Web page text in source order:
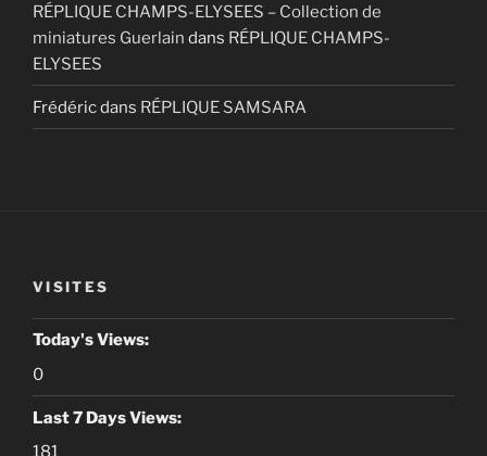
RÉPLIQUE CHAMPS-ELYSEES – Collection de
miniatures Guerlain dans RÉPLIQUE CHAMPS-
ELYSEES
Frédéricdans RÉPLIQUE SAMSARA
VISITES
Today's Views:
0
Last 7 Days Views:
181